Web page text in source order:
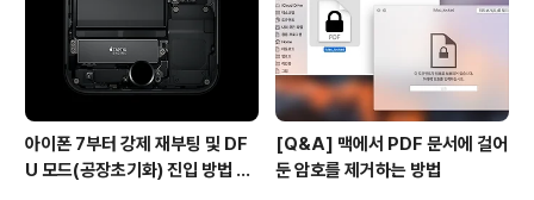
아이폰 7부터 강제 재부팅 및 DF
U 모드(공장초기화) 진입 방법 변
[Q&A] 맥에서 PDF 문서에 걸어
둔 암호를 제거하는 방법